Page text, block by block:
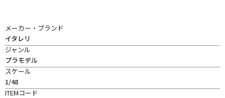
メーカー・ブランド
イタレリ
ジャンル
プラモデル
スケール
1/48
ITEMコード